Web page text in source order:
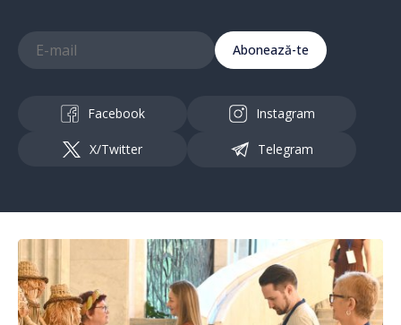
Abonează-te
Facebook Instagram
X/Twitter Telegram